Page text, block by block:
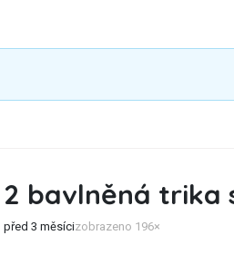
2 bavlněná trika
před 3 měsícizobrazeno 196×